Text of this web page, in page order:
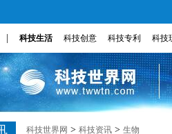
科技生活 科技创意 科技专利 科技
科技世界网 > 科技资讯 > 生物